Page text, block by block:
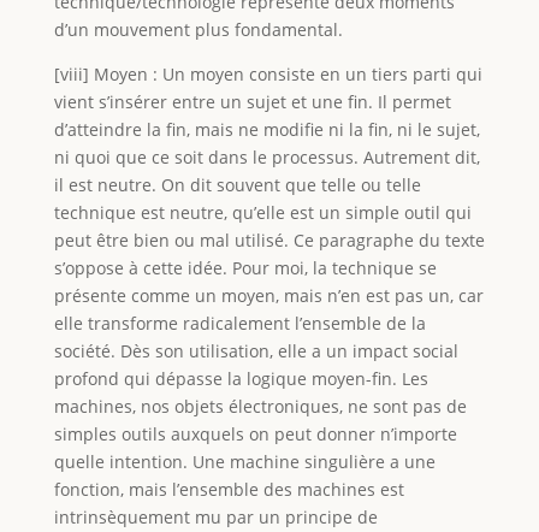
d’un mouvement plus fondamental.
[viii] Moyen : Un moyen consiste en un tiers parti qui
vient s’insérer entre un sujet et une fin. Il permet
d’atteindre la fin, mais ne modifie ni la fin, ni le sujet,
ni quoi que ce soit dans le processus. Autrement dit,
il est neutre. On dit souvent que telle ou telle
technique est neutre, qu’elle est un simple outil qui
peut être bien ou mal utilisé. Ce paragraphe du texte
s’oppose à cette idée. Pour moi, la technique se
présente comme un moyen, mais n’en est pas un, car
elle transforme radicalement l’ensemble de la
société. Dès son utilisation, elle a un impact social
profond qui dépasse la logique moyen-fin. Les
machines, nos objets électroniques, ne sont pas de
simples outils auxquels on peut donner n’importe
quelle intention. Une machine singulière a une
fonction, mais l’ensemble des machines est
intrinsèquement mu par un principe de